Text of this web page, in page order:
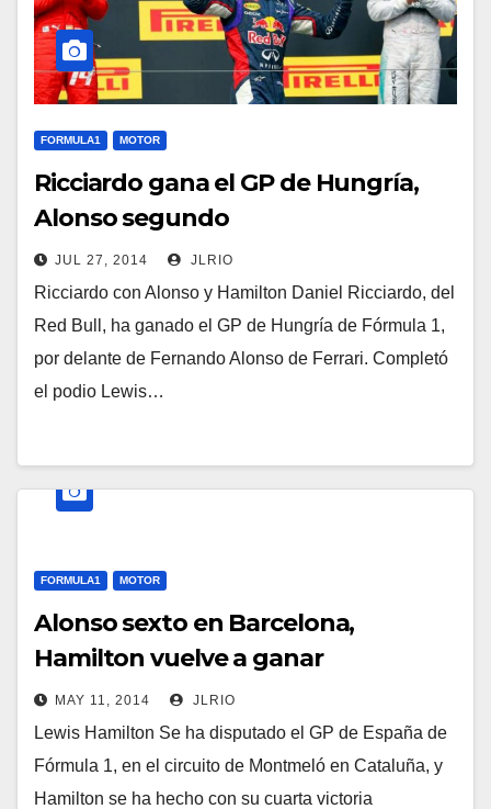
FORMULA1 MOTOR
Ricciardo gana el GP de Hungría,
Alonso segundo
JUL 27, 2014 JLRIO
Ricciardo con Alonso y Hamilton Daniel Ricciardo, del
Red Bull, ha ganado el GP de Hungría de Fórmula 1,
por delante de Fernando Alonso de Ferrari. Completó
el podio Lewis…
FORMULA1 MOTOR
Alonso sexto en Barcelona,
Hamilton vuelve a ganar
MAY 11, 2014 JLRIO
Lewis Hamilton Se ha disputado el GP de España de
Fórmula 1, en el circuito de Montmeló en Cataluña, y
Hamilton se ha hecho con su cuarta victoria